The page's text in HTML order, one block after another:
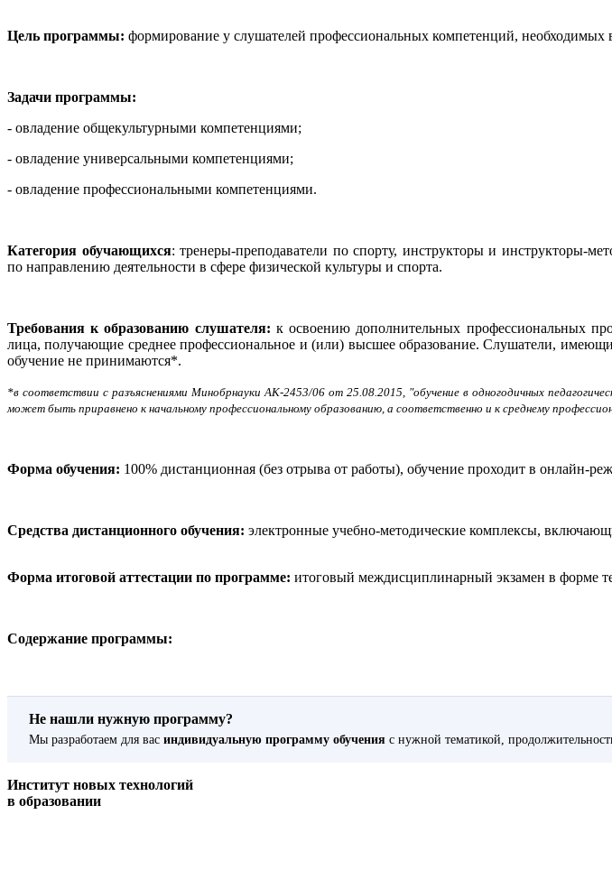
Цель программы: формирование у слушателей профессиональных компетенций, необходимых
Задачи программы:
- овладение общекультурными компетенциями;
- овладение универсальными компетенциями;
- овладение профессиональными компетенциями.
Категория обучающихся: тренеры-преподаватели по спорту, инструкторы и инструкторы-
по направлению деятельности в сфере физической культуры и спорта.
Требования к образованию слушателя: к освоению дополнительных профессиональных
лица, получающие среднее профессиональное и (или) высшее образование. Слушатели,
обучение не принимаются*.
*в соответствии с разъяснениями Минобрнауки АК-2453/06 от 25.08.2015, "обучение в одногодичных
может быть приравнено к начальному профессиональному образованию, а соответственно и к среднему
Форма обучения: 100% дистанционная (без отрыва от работы), обучение проходит в онлайн-
Средства дистанционного обучения: электронные учебно-методические комплексы,
Форма итоговой аттестации по программе: итоговый междисциплинарный экзамен в форме
Содержание программы:
Не нашли нужную программу?
Мы разработаем для вас индивидуальную программу обучения с нужной тематикой,
Институт новых технологий
в образовании